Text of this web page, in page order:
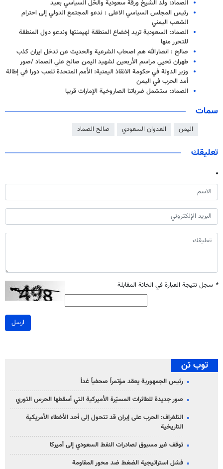
الصماد: ولد الشيخ ورقة سعودية والحّل السياسي بعيد
رئيس المجلس السياسي الاعلى : ندعو المجتمع الدولي إلى احترام
الشعب اليمني
الصماد: السعودية تريد إخضاع المنطقة لهيمنتها وندعو دول المنطقة
للتحرر منها
صالح : انصارالله هم اصحاب الشرعية والحديث عن تدخل ايران كذب
طهران تحيي مراسم الأربعين لشهيد اليمن صالح علي الصماد /صور
وزير الدولة في حكومة الانقاذ اليمنية: الأمم المتحدة تلعب دورا في إطالة
أمد الحرب في اليمن
الصماد: ستشمل ضرباتنا الصاروخية الإمارات قريبا
سمات
اليمن العدوان السعودي صالح الصماد
تعليقك
* سجل نتيجة العبارة في الخانة المقابلة
ارسل
توب تن
رئيس الجمهورية يعقد مؤتمراً صحفياً غداً
صور جديدة للطائرات المسيّرة الأميركية التي أسقطها الحرس الثوري
التلغراف: الحرب على إيران قد تتحول إلى أحد الأخطاء الأمريكية
التاريخية
توقف غير مسبوق لصادرات النفط السعودي إلى أميركا
فشل استراتيجية الضغط ضد محور المقاومة